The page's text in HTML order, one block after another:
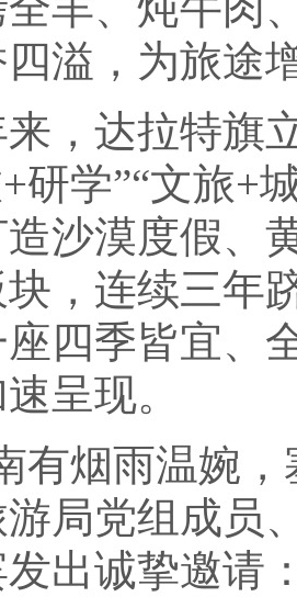
溢，为旅途
达拉特旗立
研学”“文旅+
沙漠度假、
，连续三年
四季皆宜、
呈现。
烟雨温婉，
局党组成员
出诚挚邀请